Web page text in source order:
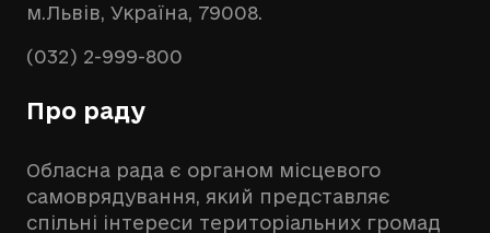
м.Львів, Україна, 79008.
(032) 2-999-800
Про раду
Обласна рада є органом місцевого
самоврядування, який представляє
спільні інтереси територіальних громад